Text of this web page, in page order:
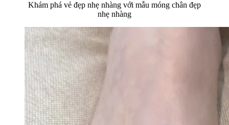
Khám phá vẻ đẹp nhẹ nhàng với mẫu móng chân đẹp
nhẹ nhàng